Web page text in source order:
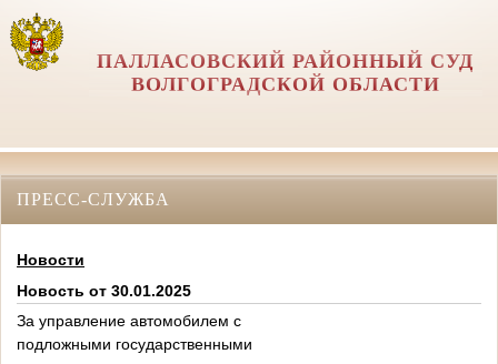
ПАЛЛАСОВСКИЙ РАЙОННЫЙ СУД
ВОЛГОГРАДСКОЙ ОБЛАСТИ
ПРЕСС-СЛУЖБА
Новости
Новость от 30.01.2025
За управление автомобилем с
подложными государственными